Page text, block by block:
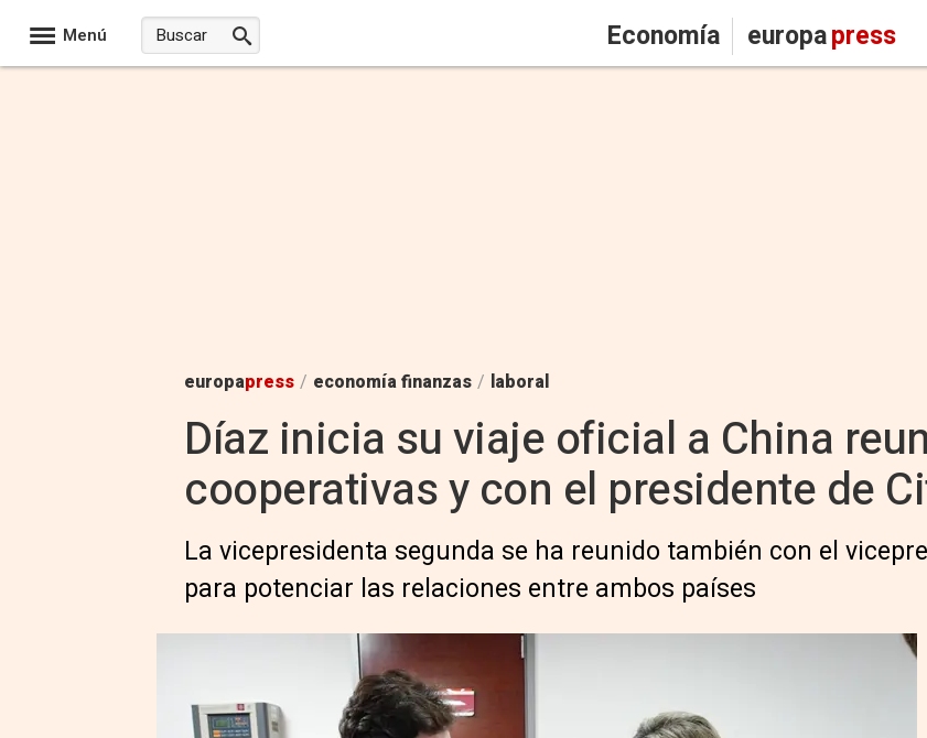
Menú Economía europapress
europapress / economía finanzas / laboral
Díaz inicia su viaje oficial a China
cooperativas y con el presidente de
La vicepresidenta segunda se ha reunido también con el
para potenciar las relaciones entre ambos países